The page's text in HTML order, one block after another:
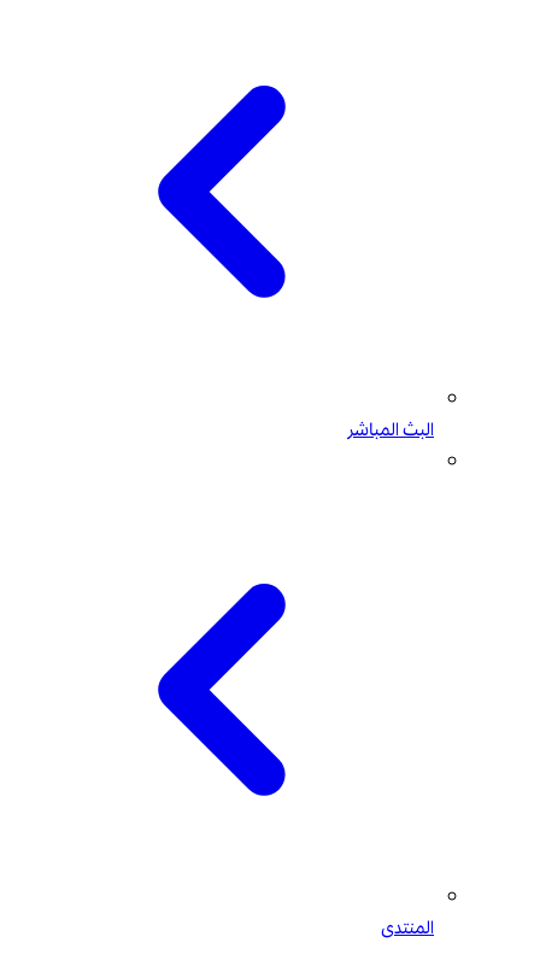
البث المباشر
المنتدى